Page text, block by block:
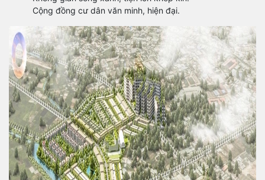
Cộng đồng cư dân văn minh, hiện đại.